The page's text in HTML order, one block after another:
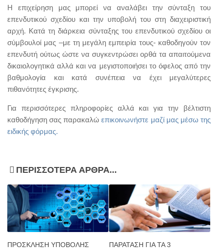
H επιχείρηση μας μπορεί να αναλάβει την σύνταξη του
επενδυτικού σχεδίου και την υποβολή του στη διαχειριστική
αρχή. Κατά τη διάρκεια σύνταξης του επενδυτικού σχεδίου οι
σύμβουλοί μας –με τη μεγάλη εμπειρία τους- καθοδηγούν τον
επενδυτή ούτως ώστε να συγκεντρώσει ορθά τα απαιτούμενα
δικαιολογητικά αλλά και να μεγιστοποιήσει το όφελος από την
βαθμολογία και κατά συνέπεια να έχει μεγαλύτερες
πιθανότητες έγκρισης.
Για περισσότερες πληροφορίες αλλά και για την βέλτιστη
καθοδήγηση σας παρακαλώεπικοινωνήστε μαζί μας μέσω της
ειδικής φόρμας.
ΠΕΡΙΣΣΌΤΕΡΑ ΆΡΘΡΑ...
ΠΡΟΣΚΛΗΣΗ ΥΠΟΒΟΛΗΣ
ΠΑΡΆΤΑΣΗ ΓΙΑ ΤΑ 3